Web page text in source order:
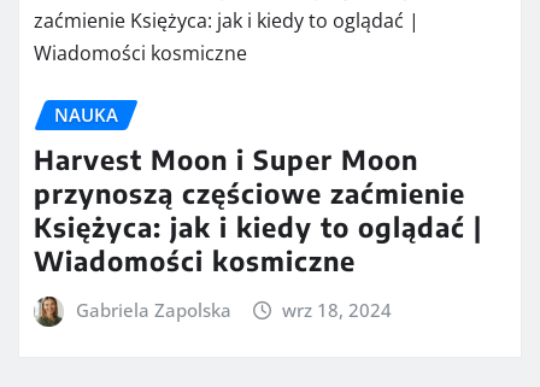
NAUKA
Harvest Moon i Super Moon
przynoszą częściowe zaćmienie
Księżyca: jak i kiedy to oglądać |
Wiadomości kosmiczne
Gabriela Zapolska wrz 18, 2024